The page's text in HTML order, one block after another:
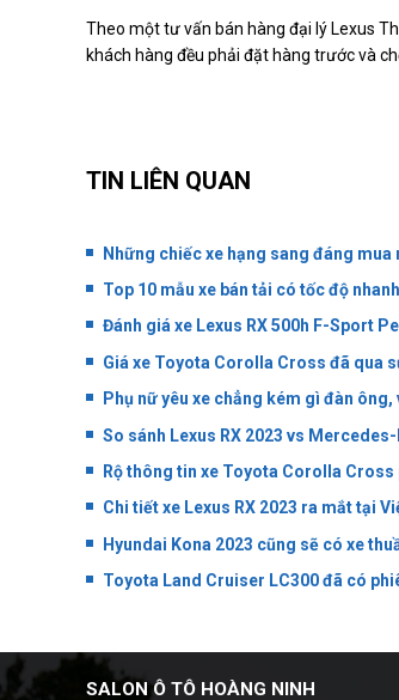
Theo một tư vấn bán hàng đại lý Lexus
khách hàng đều phải đặt hàng trước và
TIN LIÊN QUAN
Những chiếc xe hạng sang đáng
Top 10 mẫu xe bán tải có tốc độ
Đánh giá xe Lexus RX 500h F-Sport
Giá xe Toyota Corolla Cross đã qua
Phụ nữ yêu xe chẳng kém gì đàn
So sánh Lexus RX 2023 vs
Rộ thông tin xe Toyota Corolla Cross
Chi tiết xe Lexus RX 2023 ra mắt tại
Hyundai Kona 2023 cũng sẽ có xe
Toyota Land Cruiser LC300 đã có
SALON Ô TÔ HOÀNG NINH